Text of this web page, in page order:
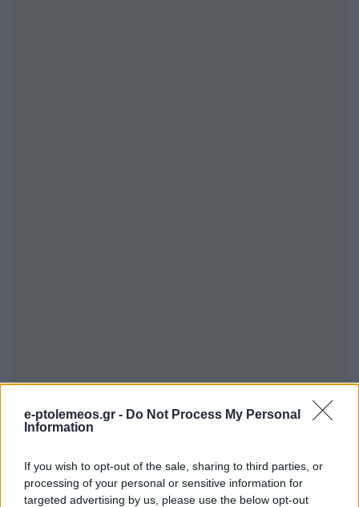
e-ptolemeos.gr - Do Not Process My Personal
Information
If you wish to opt-out of the sale, sharing to third parties, or
processing of your personal or sensitive information for
targeted advertising by us, please use the below opt-out